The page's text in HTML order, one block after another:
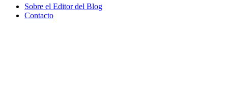
Sobre el Editor del Blog
Contacto